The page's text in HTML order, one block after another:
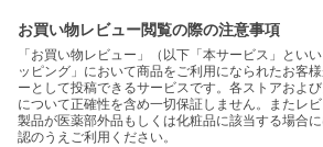
お買い物レビュー閲覧の際の注意事項
「お買い物レビュー」（以下「本サービス」とい
ッピング」において商品をご利用になられたお客
ーとして投稿できるサービスです。各ストアおよ
について正確性を含め一切保証しません。またレビ
製品が医薬部外品もしくは化粧品に該当する場合
認のうえご利用ください。